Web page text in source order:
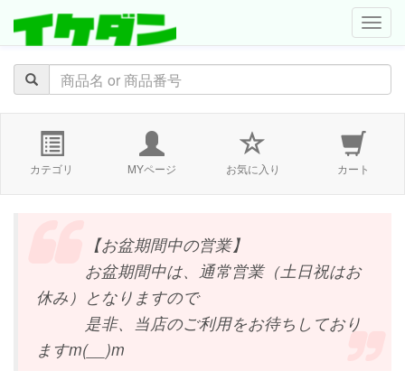
カテゴリ MYページ お気に入り カート
【お盆期間中の営業】
お盆期間中は、通常営業（土日祝はお
休み）となりますので
是非、当店のご利用をお待ちしており
ますm(__)m